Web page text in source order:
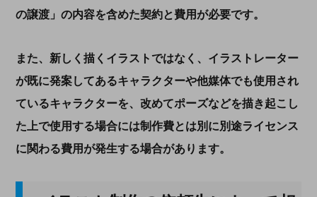
の譲渡」の内容を含めた契約と費用が必要です。
また、新しく描くイラストではなく、イラストレーター
が既に発案してあるキャラクターや他媒体でも使用され
ているキャラクターを、改めてポーズなどを描き起こし
た上で使用する場合には制作費とは別に別途ライセンス
に関わる費用が発生する場合があります。